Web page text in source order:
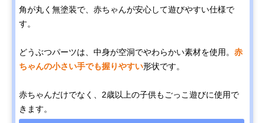
角が丸く無塗装で、赤ちゃんが安心して遊びやすい仕様で
す。
どうぶつパーツは、中身が空洞でやわらかい素材を使用。 赤
ちゃんの小さい手でも握りやすい形状です。
赤ちゃんだけでなく、2歳以上の子供もごっこ遊びに使用で
きます。